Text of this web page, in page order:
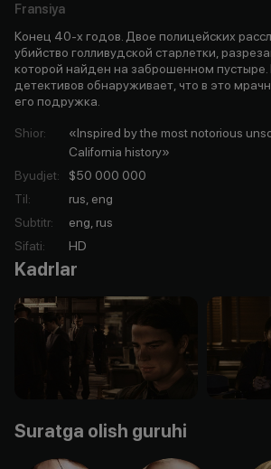
Fransiya
Конец 40-х годов. Двое полицейских
убийство голливудской старлетки,
которой найден на заброшенном пустыре.
детективов обнаруживает, что в это
его подружка.
Shior:
«Inspired by the most notorious
California history»
Byudjet:
$50 000 000
Til:
rus, eng
Subtitr:
eng, rus
Sifati: HD
Kadrlar
Suratga olish guruhi